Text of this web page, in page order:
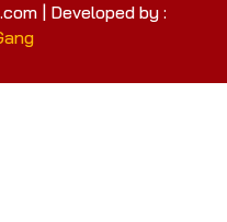
| Developed by :